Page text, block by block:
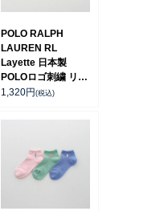
POLO RALPH
LAUREN RL
Layette 日本製
POLOロゴ刺繍 リブ
クルー丈 ソックス
1,320円(税込)